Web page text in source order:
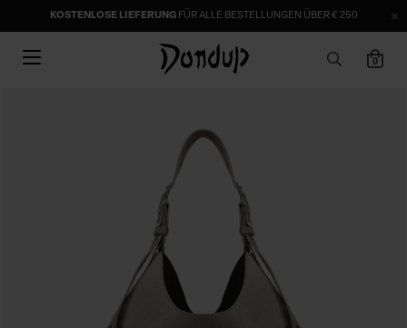
KOSTENLOSE LIEFERUNGFÜR ALLE BESTELLUNGEN ÜBER € 250
0